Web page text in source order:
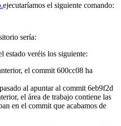
ejecutaríamos el siguiente comando:
sería:
estado veréis los siguiente:
el commit 600cc08 ha
al apuntar al commit 6eb9f2d
el área de trabajo contiene las
en el commit que acabamos de